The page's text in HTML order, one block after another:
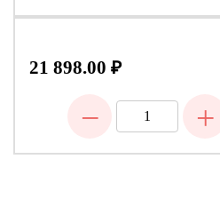
21 898.00 ₽
− +